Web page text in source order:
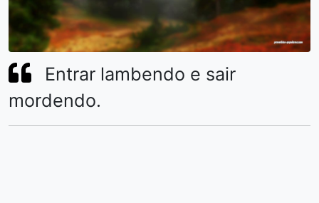
Entrar lambendo e sair
mordendo.